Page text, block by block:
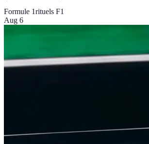
Formule 1rituels F1
Aug 6